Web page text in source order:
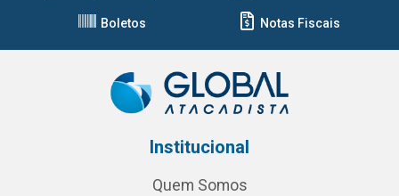
Boletos Notas Fiscais
Institucional
Quem Somos